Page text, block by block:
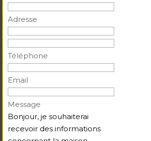
Adresse
Téléphone
Email
Message